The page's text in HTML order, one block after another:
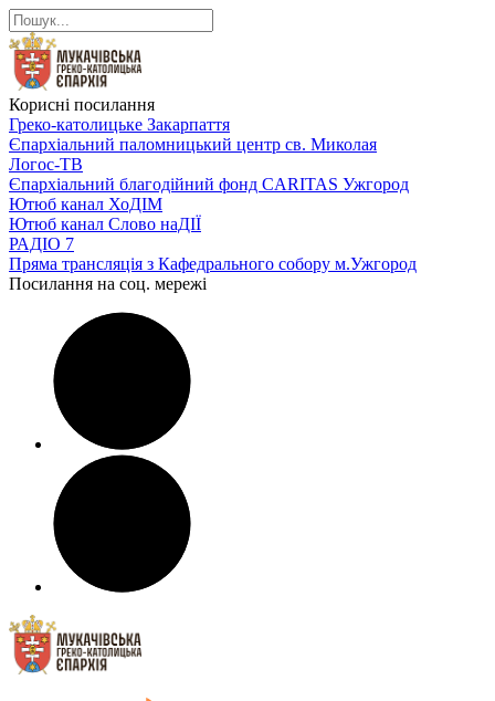
Корисні посилання
Греко-католицьке Закарпаття
Єпархіальний паломницький центр св. Миколая
Логос-ТВ
Єпархіальний благодійний фонд CARITAS Ужгород
Ютюб канал ХоДІМ
Ютюб канал Слово наДІЇ
РАДІО 7
Пряма трансляція з Кафедрального собору м.Ужгород
Посилання на соц. мережі